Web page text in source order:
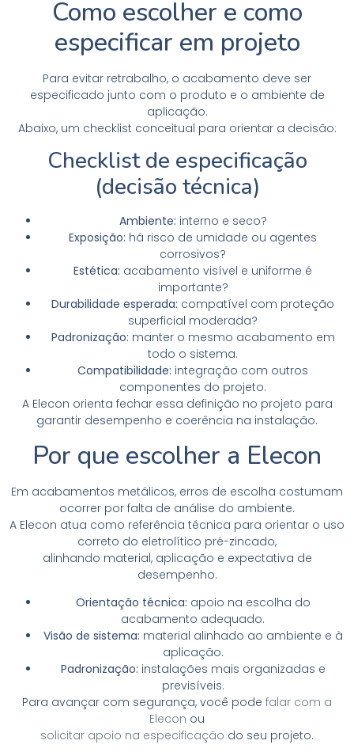
Como escolher e como
especificar em projeto
Para evitar retrabalho, o acabamento deve ser
especificado junto com o produto e o ambiente de
aplicação.
Abaixo, um checklist conceitual para orientar a decisão:
Checklist de especificação
(decisão técnica)
Ambiente: interno e seco?
Exposição: há risco de umidade ou agentes
corrosivos?
Estética: acabamento visível e uniforme é
importante?
Durabilidade esperada: compatível com proteção
superficial moderada?
Padronização: manter o mesmo acabamento em
todo o sistema.
Compatibilidade: integração com outros
componentes do projeto.
A Elecon orienta fechar essa definição no projeto para
garantir desempenho e coerência na instalação.
Por que escolher a Elecon
Em acabamentos metálicos, erros de escolha costumam
ocorrer por falta de análise do ambiente.
A Elecon atua como referência técnica para orientar o uso
correto do eletrolítico pré-zincado,
alinhando material, aplicação e expectativa de
desempenho.
Orientação técnica: apoio na escolha do
acabamento adequado.
Visão de sistema: material alinhado ao ambiente e à
aplicação.
Padronização: instalações mais organizadas e
previsíveis.
Para avançar com segurança, você pode falar com a
Elecon ou
solicitar apoio na especificação do seu projeto.